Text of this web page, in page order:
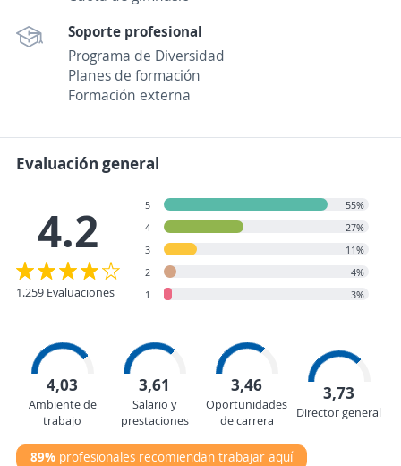
Soporte profesional
Programa de Diversidad
Planes de formación
Formación externa
Evaluación general
4.2
1.259 Evaluaciones
5
55%
4
27%
3
11%
2
4%
1
3%
4,03
Ambiente de
trabajo
3,61
Salario y
prestaciones
3,46
Oportunidades
de carrera
3,73
Director general
89% profesionales recomiendan trabajar aquí